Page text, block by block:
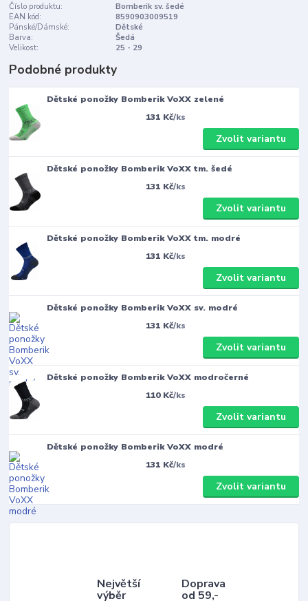
Číslo produktu:
Bomberik sv. šedé
EAN kód:
8590903009519
Pánské/Dámské:
Dětské
Barva:
Šedá
Velikost:
25 - 29
Podobné produkty
Dětské ponožky Bomberik VoXX zelené
131 Kč/ks
Zvolit variantu
Dětské ponožky Bomberik VoXX tm. šedé
131 Kč/ks
Zvolit variantu
Dětské ponožky Bomberik VoXX tm. modré
131 Kč/ks
Zvolit variantu
Dětské ponožky Bomberik VoXX sv. modré
131 Kč/ks
Zvolit variantu
Dětské ponožky Bomberik VoXX modročerné
110 Kč/ks
Zvolit variantu
Dětské ponožky Bomberik VoXX modré
131 Kč/ks
Zvolit variantu
Největší
výběr
Doprava
od 59,-